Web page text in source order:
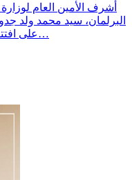
أشرف الأمين العام
البرلمان، سيد محمد ولد
على افتتاح نشاط ثقافي نظمه الاتحاد الموريتاني…